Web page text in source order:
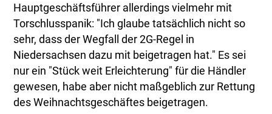
Hauptgeschäftsführer allerdings vielmehr mit
Torschlusspanik: "Ich glaube tatsächlich nicht so
sehr, dass der Wegfall der 2G-Regel in
Niedersachsen dazu mit beigetragen hat." Es sei
nur ein "Stück weit Erleichterung" für die Händler
gewesen, habe aber nicht maßgeblich zur Rettung
des Weihnachtsgeschäftes beigetragen.